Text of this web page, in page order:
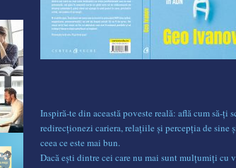
Inspiră-te din această poveste reală: află cum să-ți
redirecționezi cariera, relațiile și percepția de sine
ceea ce este mai bun.
Dacă ești dintre cei care nu mai sunt mulțumiți cu